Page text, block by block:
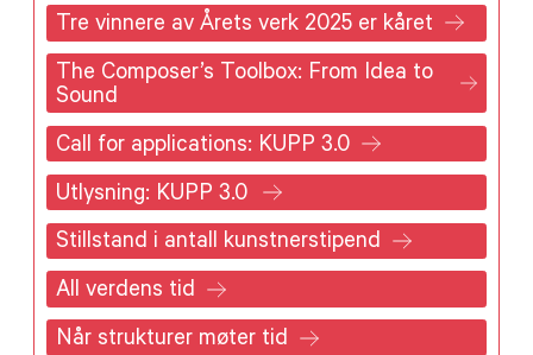
Tre vinnere av Årets verk 2025 er kåret
The Composer’s Toolbox: From Idea to
Sound
Call for applications: KUPP 3.0
Utlysning: KUPP 3.0
Stillstand i antall kunstnerstipend
All verdens tid
Når strukturer møter tid